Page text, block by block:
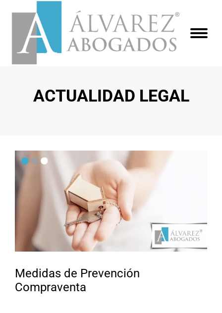
ACTUALIDAD LEGAL
Medidas de Prevención
Compraventa